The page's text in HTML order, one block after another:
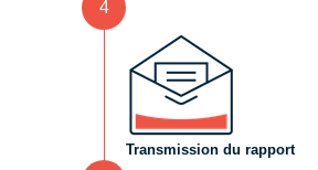
4
Transmission du rapport